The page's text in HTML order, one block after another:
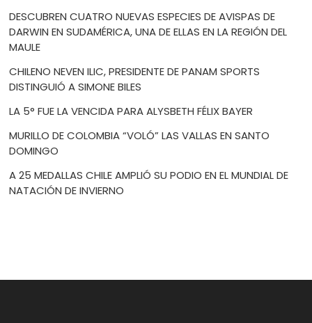
DESCUBREN CUATRO NUEVAS ESPECIES DE AVISPAS DE
DARWIN EN SUDAMÉRICA, UNA DE ELLAS EN LA REGIÓN DEL
MAULE
CHILENO NEVEN ILIC, PRESIDENTE DE PANAM SPORTS
DISTINGUIÓ A SIMONE BILES
LA 5° FUE LA VENCIDA PARA ALYSBETH FÉLIX BAYER
MURILLO DE COLOMBIA “VOLÓ” LAS VALLAS EN SANTO
DOMINGO
A 25 MEDALLAS CHILE AMPLIÓ SU PODIO EN EL MUNDIAL DE
NATACIÓN DE INVIERNO